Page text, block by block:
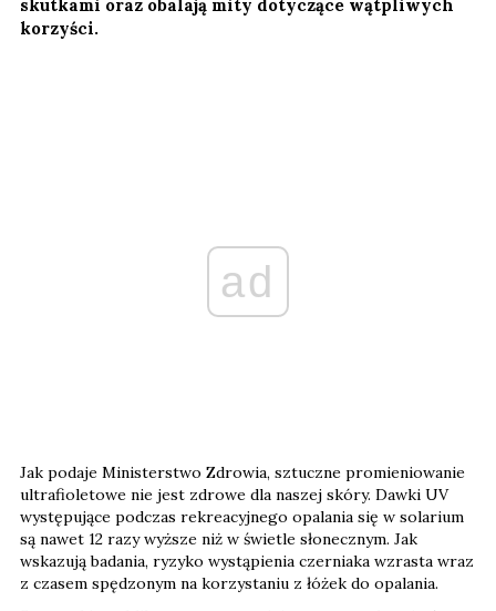
skutkami oraz obalają mity dotyczące wątpliwych
korzyści.
ad
Jak podaje Ministerstwo Zdrowia, sztuczne promieniowanie
ultrafioletowe nie jest zdrowe dla naszej skóry. Dawki UV
występujące podczas rekreacyjnego opalania się w solarium
są nawet 12 razy wyższe niż w świetle słonecznym. Jak
wskazują badania, ryzyko wystąpienia czerniaka wzrasta wraz
z czasem spędzonym na korzystaniu z łóżek do opalania.